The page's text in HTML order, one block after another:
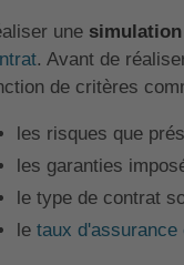
une
. Avant de
de critères
les risques que
les garanties
le type de contrat
le taux d'assurance